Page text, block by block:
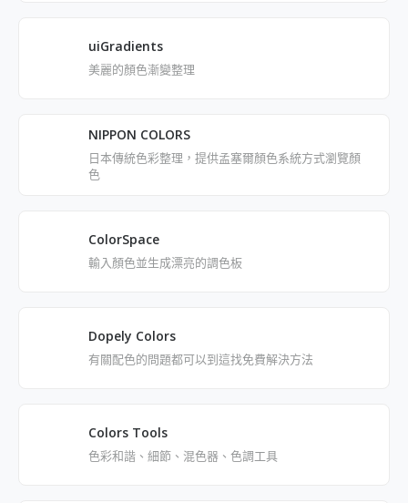
uiGradients
美麗的顏色漸變整理
NIPPON COLORS
日本傳統色彩整理，提供孟塞爾顏色系統方式瀏覽顏
色
ColorSpace
輸入顏色並生成漂亮的調色板
Dopely Colors
有關配色的問題都可以到這找免費解決方法
Colors Tools
色彩和諧、細節、混色器、色調工具